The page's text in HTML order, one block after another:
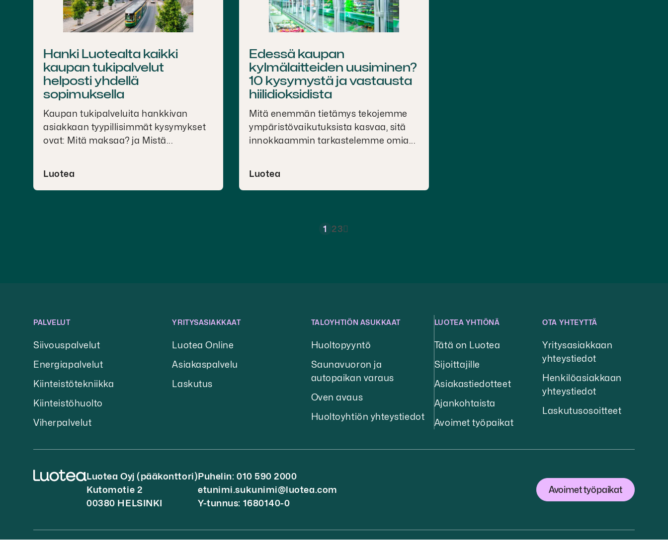
Hanki Luotealta kaikki
kaupan tukipalvelut
helposti yhdellä
sopimuksella
Kaupan tukipalveluita hankkivan
asiakkaan tyypillisimmät kysymykset
ovat: Mitä maksaa? ja Mistä...
Luotea
Edessä kaupan
kylmälaitteiden uusiminen?
10 kysymystä ja vastausta
hiilidioksidista
Mitä enemmän tietämys tekojemme
ympäristövaikutuksista kasvaa, sitä
innokkaammin tarkastelemme omia...
Luotea
1 23
PALVELUT
Siivouspalvelut
Energiapalvelut
Kiinteistötekniikka
Kiinteistöhuolto
Viherpalvelut
YRITYSASIAKKAAT
Luotea Online
Asiakaspalvelu
Laskutus
TALOYHTIÖN ASUKKAAT
Huoltopyyntö
Saunavuoron ja
autopaikan varaus
Oven avaus
Huoltoyhtiön yhteystiedot
LUOTEA YHTIÖNÄ
Tätä on Luotea
Sijoittajille
Asiakastiedotteet
Ajankohtaista
Avoimet työpaikat
OTA YHTEYTTÄ
Yritysasiakkaan
yhteystiedot
Henkilöasiakkaan
yhteystiedot
Laskutusosoitteet
Luotea Oyj (pääkonttori)
Kutomotie 2
00380 HELSINKI
Puhelin: 010 590 2000
etunimi.sukunimi@luotea.com
Y-tunnus: 1680140-0
Avoimet työpaikat